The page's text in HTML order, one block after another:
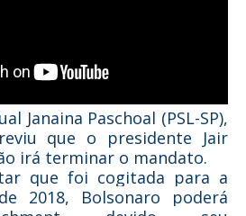
Janaina Paschoal (PSL-SP),
que o presidente Jair
irá terminar o mandato.
que foi cogitada para a
2018, Bolsonaro poderá